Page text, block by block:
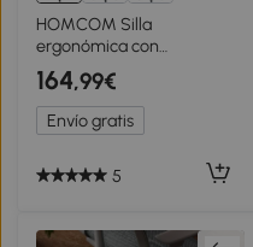
HOMCOM Silla
ergonómica con
reposacabezas ajustable y
función basculante Gris
claro
164,99€
Envío gratis
5